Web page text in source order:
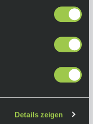
Details zeigen